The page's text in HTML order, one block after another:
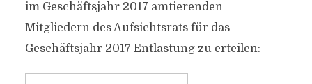
im Geschäftsjahr 2017 amtierenden
Mitgliedern des Aufsichtsrats für das
Geschäftsjahr 2017 Entlastung zu erteilen: